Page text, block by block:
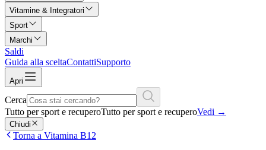
Vitamine & Integratori
Sport
Marchi
Saldi
Guida alla sceltaContattiSupporto
Apri
Cerca
Tutto per sport e recuperoTutto per sport e recuperoVedi →
Chiudi
Torna a Vitamina B12